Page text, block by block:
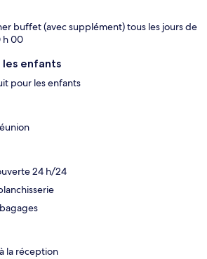
buffet (avec supplément) tous les jours de
h 00
les enfants
pour les enfants
24 h/24
la réception